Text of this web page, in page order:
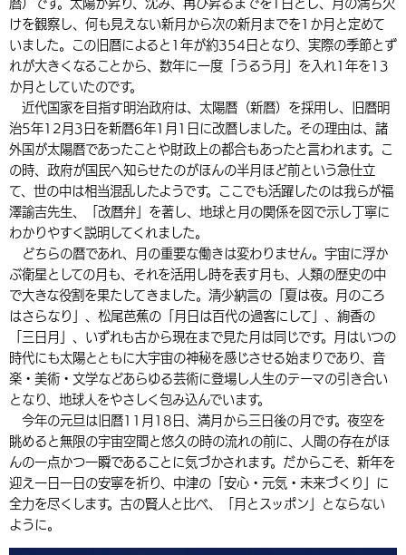
英語（English） 中国語（簡体字）
中国語（繁体字） 韓国語（한국어）
環境・衛生 生涯学習・スポーツ・人権
選挙 外国人の方向け情報
都市整備
手当・助成 健康・医療
相談・支援・情報 計画・施策
観光なび スポットを探す
遊ぶ・体験する グルメ・食べる
買う・おみやげ 四季のイベント・祭り
移住・定住
市政情報
中津市について 市役所の紹介
地方創生・地域活性化 広報・広聴
行政・計画
暦）です。太陽が昇り、沈み、再び昇るまでを1日とし、月の満ち欠
けを観察し、何も見えない新月から次の新月までを1か月と定めて
いました。この旧暦によると1年が約354日となり、実際の季節とず
れが大きくなることから、数年に一度「うるう月」を入れ1年を13
か月としていたのです。
近代国家を目指す明治政府は、太陽暦（新暦）を採用し、旧暦明
治5年12月3日を新暦6年1月1日に改暦しました。その理由は、諸
外国が太陽暦であったことや財政上の都合もあったと言われます。こ
の時、政府が国民へ知らせたのがほんの半月ほど前という急仕立
て、世の中は相当混乱したようです。ここでも活躍したのは我らが福
澤諭吉先生、「改暦弁」を著し、地球と月の関係を図で示し丁寧に
わかりやすく説明してくれました。
どちらの暦であれ、月の重要な働きは変わりません。宇宙に浮か
ぶ衛星としての月も、それを活用し時を表す月も、人類の歴史の中
で大きな役割を果たしてきました。清少納言の「夏は夜。月のころ
はさらなり」、松尾芭蕉の「月日は百代の過客にして」、絢香の
「三日月」、いずれも古から現在まで見た月は同じです。月はいつの
時代にも太陽とともに大宇宙の神秘を感じさせる始まりであり、音
楽・美術・文学などあらゆる芸術に登場し人生のテーマの引き合い
となり、地球人をやさしく包み込んでいます。
今年の元旦は旧暦11月18日、満月から三日後の月です。夜空を
眺めると無限の宇宙空間と悠久の時の流れの前に、人間の存在がほ
んの一点かつ一瞬であることに気づかされます。だからこそ、新年を
迎え一日一日の安寧を祈り、中津の「安心・元気・未来づくり」に
全力を尽くします。古の賢人と比べ、「月とスッポン」とならない
ように。